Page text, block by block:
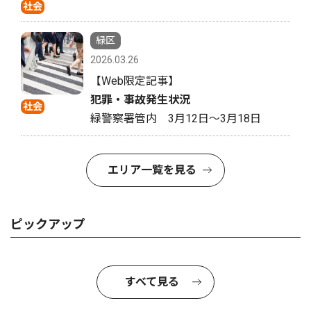
社会
社会
緑区
2026.03.26
【Web限定記事】
犯罪・事故発生状況
緑警察署管内 3月12日〜3月18日
エリア一覧を見る
ピックアップ
すべて見る